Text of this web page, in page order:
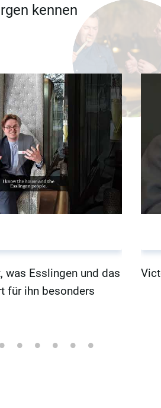
kennen
was Esslingen und das
für ihn besonders